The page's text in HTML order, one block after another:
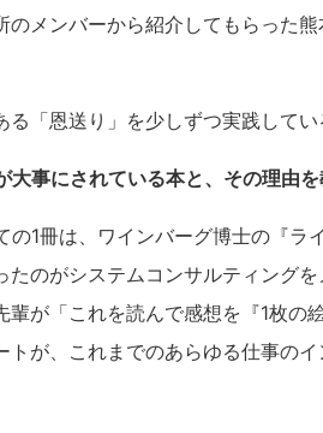
のメンバーから紹介してもらった
る「恩送り」を少しずつ実践してい
大事にされている本と、その理由を
の1冊は、ワインバーグ博士の『
たのがシステムコンサルティング
輩が「これを読んで感想を『1枚の
トが、これまでのあらゆる仕事の